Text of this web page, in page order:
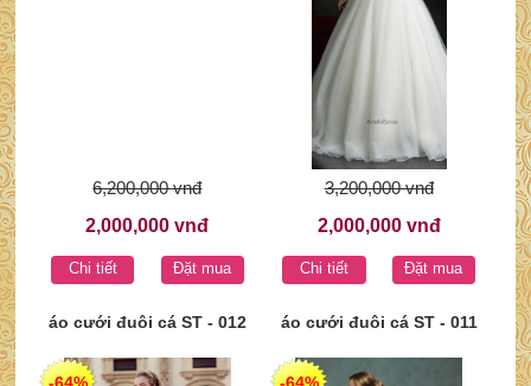
6,200,000 vnđ
2,000,000 vnđ
Chi tiết Đặt mua
3,200,000 vnđ
2,000,000 vnđ
Chi tiết Đặt mua
áo cưới đuôi cá ST - 012 áo cưới đuôi cá ST - 011